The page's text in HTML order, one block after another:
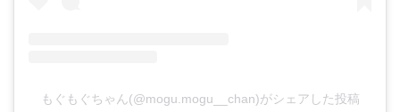
もぐもぐちゃん(@mogu.mogu__chan)がシェアした投稿